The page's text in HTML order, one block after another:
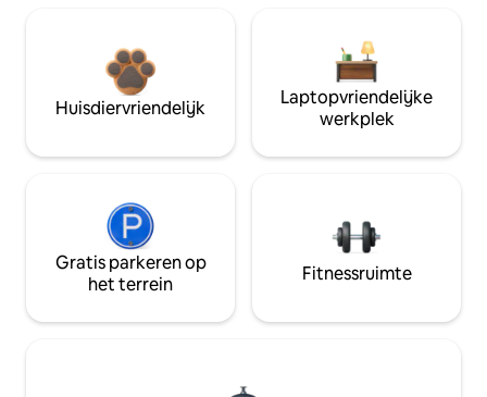
Huisdiervriendelijk
Laptopvriendelijke
werkplek
Gratis parkeren op
het terrein
Fitnessruimte